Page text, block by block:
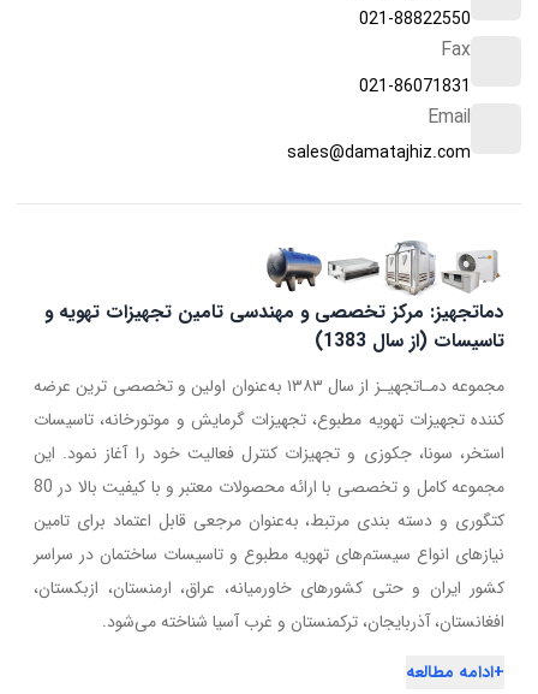
021-88822550
Fax
021-86071831
Email
sales@damatajhiz.com
دماتجهیز: مرکز تخصصی و مهندسی تامین تجهیزات تهویه و
تاسیسات (از سال 1383)
مجموعه دمـاتجهیـز از سال ۱۳۸۳ به‌عنوان اولین و تخصصی ترین عرضه
کننده تجهیزات تهویه مطبوع، تجهیزات گرمایش و موتورخانه، تاسیسات
استخر، سونا، جکوزی و تجهیزات کنترل فعالیت خود را آغاز نمود. این
مجموعه کامل و تخصصی با ارائه محصولات معتبر و با کیفیت بالا در 80
کتگوری و دسته بندی مرتبط، به‌عنوان مرجعی قابل اعتماد برای تامین
نیازهای انواع سیستم‌های تهویه مطبوع و تاسیسات ساختمان در سراسر
کشور ایران و حتی کشورهای خاورمیانه، عراق، ارمنستان، ازبکستان،
افغانستان، آذربایجان، ترکمنستان و غرب آسیا شناخته می‌شود.
+ادامه مطالعه